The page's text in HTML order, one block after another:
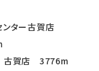
ター古賀店
古賀店 3776m